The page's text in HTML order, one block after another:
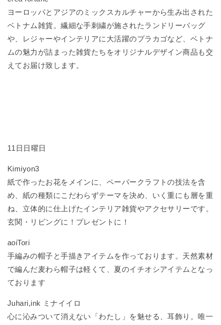
ヨーロッパとアジアのミックスカルチャーから生み出された
ベトナム雑貨。繊細な手刺繍が施されたランドリーバッグ
や、レジャーやインテリアに大活躍のプラカゴなど、ベトナ
ムの魅力が詰まった雑貨たちをオリジナルデザイン商品も交
えてお届け致します。
11日日曜日
Kimiyon3
紙で作ったお花をメインに、ペーパークラフトの技法を含
め、紙の種類にこだわらずテーマを決め、いく重にも層を重
ね、立体的に仕上げたインテリア雑貨やアクセサリーです。
玄関・リビングに！プレゼントに！
aoiTori
手編みの帽子と手描きアイテムを作っております。天然素材
で編んだ麦わら帽子は軽くて、夏のイチオシアイテムとなっ
ております
Juhari,ink ミナイイロ
心に沁みついて消えない「わたし」を魅せる、耳飾り。唯一